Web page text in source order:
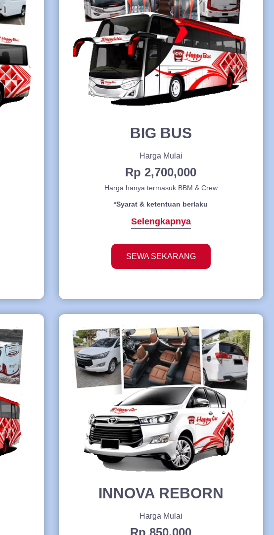
BIG BUS
Harga Mulai
Rp 2,700,000
Harga hanya termasuk BBM & Crew
*Syarat & ketentuan berlaku
Selengkapnya
SEWA SEKARANG
INNOVA REBORN
Harga Mulai
Rp 850,000